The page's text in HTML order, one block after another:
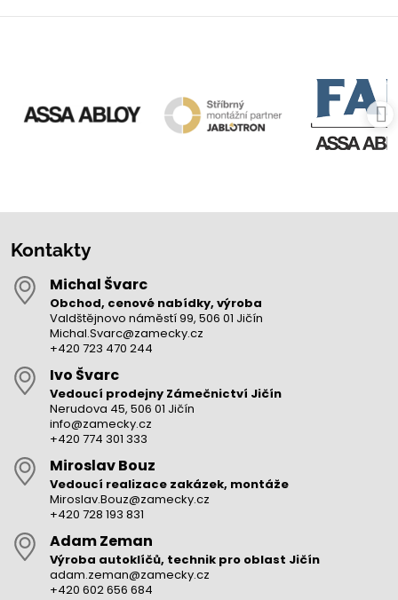
Kontakty
Michal Švarc
Obchod, cenové nabídky, výroba
Valdštějnovo náměstí 99, 506 01 Jičín
Michal.Svarc@zamecky.cz
+420 723 470 244
Ivo Švarc
Vedoucí prodejny Zámečnictví Jičín
Nerudova 45, 506 01 Jičín
info@zamecky.cz
+420 774 301 333
Miroslav Bouz
Vedoucí realizace zakázek, montáže
Miroslav.Bouz@zamecky.cz
+420 728 193 831
Adam Zeman
Výroba autoklíčů, technik pro oblast Jičín
adam.zeman@zamecky.cz
+420 602 656 684